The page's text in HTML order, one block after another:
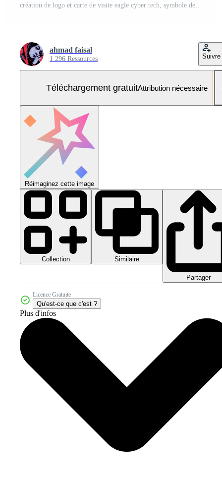
création de logo et carte de visite eagle cyber tech, symbole de logo créatif pour les données de sécurité, numérique, technologie privée, technologie d'intelligence artificielle. Vecteur Gratuit et SVG Gratuit
ahmad faisal
1 296 Ressources Suivre
Téléchargement gratuitAttribution nécessaire
Réimaginez cette image
Collection Similaire
Partager
Licence Gratuite
Qu'est-ce que c'est ?
Plus d'infos